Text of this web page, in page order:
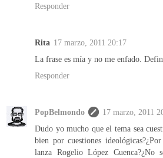
Responder
Rita 17 marzo, 2011 20:17
La frase es mía y no me enfado.
Responder
PopBelmondo
17 marzo, 2011
Dudo yo mucho que el tema sea
bien por cuestiones
lanza Rogelio López Cuenca?¿No